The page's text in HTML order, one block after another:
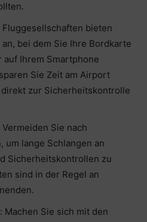
bieten
bei dem Sie Ihre Bordkarte
auf Ihrem Smartphone
Sie Zeit am Airport
zur Sicherheitskontrolle
Sie nach
um lange Schlangen an
Sicherheitskontrollen zu
sind in der Regel an
Machen Sie sich mit den